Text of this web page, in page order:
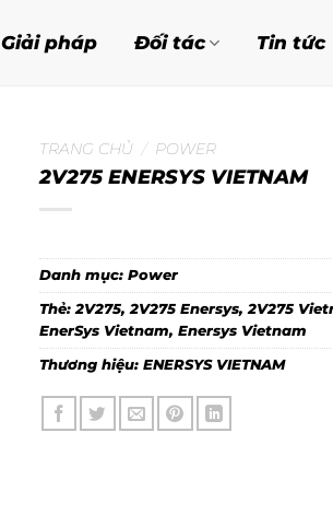
Giải pháp Đối tác Tin tức
TRANG CHỦ / POWER
2V275 ENERSYS VIETNAM
Danh mục: Power
Thẻ: 2V275, 2V275 Enersys, 2V275
EnerSys Vietnam, Enersys Vietnam
Thương hiệu: ENERSYS VIETNAM